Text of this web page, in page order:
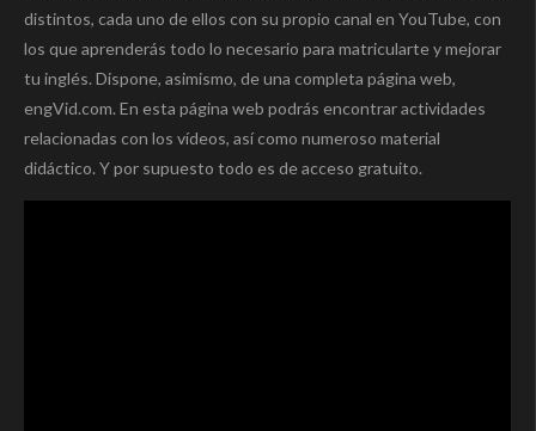
distintos, cada uno de ellos con su propio canal en YouTube, con
los que aprenderás todo lo necesario para matricularte y mejorar
tu inglés. Dispone, asimismo, de una completa página web,
engVid.com. En esta página web podrás encontrar actividades
relacionadas con los vídeos, así como numeroso material
didáctico. Y por supuesto todo es de acceso gratuito.